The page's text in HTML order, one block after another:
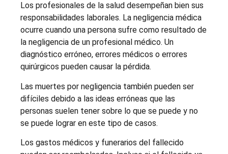
Los profesionales de la salud desempeñan bien sus
responsabilidades laborales. La negligencia médica
ocurre cuando una persona sufre como resultado de
la negligencia de un profesional médico. Un
diagnóstico erróneo, errores médicos o errores
quirúrgicos pueden causar la pérdida.
Las muertes por negligencia también pueden ser
difíciles debido a las ideas erróneas que las
personas suelen tener sobre lo que se puede y no
se puede lograr en este tipo de casos.
Los gastos médicos y funerarios del fallecido